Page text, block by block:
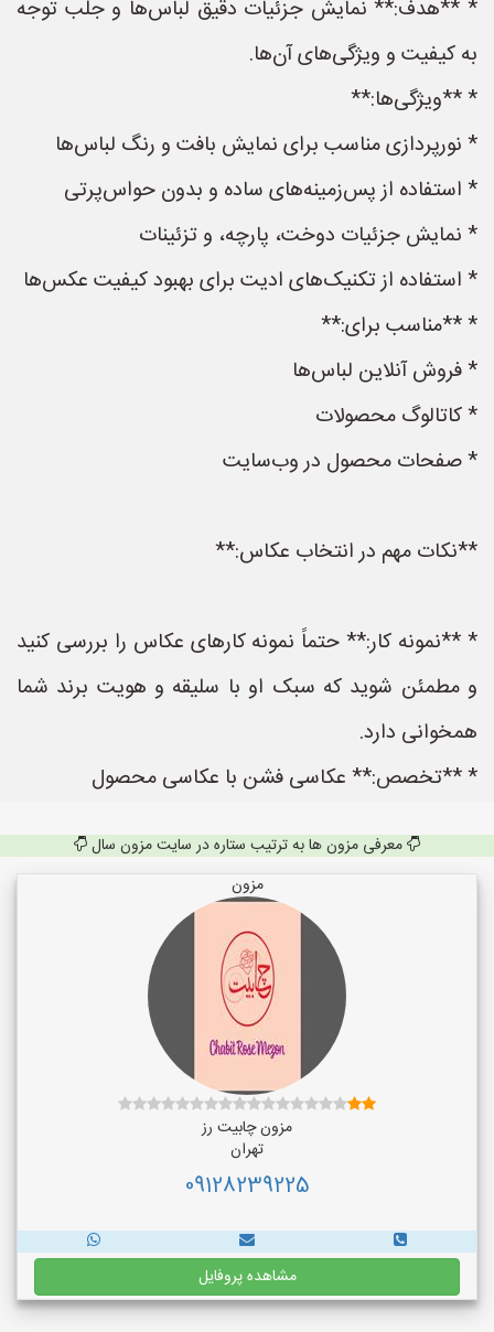
* **هدف:** نمایش جزئیات دقیق لباس‌ها و جلب توجه
به کیفیت و ویژگی‌های آن‌ها.
* **ویژگی‌ها:**
* نورپردازی مناسب برای نمایش بافت و رنگ لباس‌ها
* استفاده از پس‌زمینه‌های ساده و بدون حواس‌پرتی
* نمایش جزئیات دوخت، پارچه، و تزئینات
* استفاده از تکنیک‌های ادیت برای بهبود کیفیت عکس‌ها
* **مناسب برای:**
* فروش آنلاین لباس‌ها
* کاتالوگ محصولات
* صفحات محصول در وب‌سایت
**نکات مهم در انتخاب عکاس:**
* **نمونه کار:** حتماً نمونه کارهای عکاس را بررسی کنید
و مطمئن شوید که سبک او با سلیقه و هویت برند شما
همخوانی دارد.
* **تخصص:** عکاسی فشن با عکاسی محصول
معرفی مزون ها به ترتیب ستاره در سایت مزون سال
مزون
مزون چابیت رز
تهران
09128239225
مشاهده پروفایل